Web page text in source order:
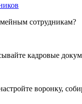
сотрудникам?
кадровые
воронку,